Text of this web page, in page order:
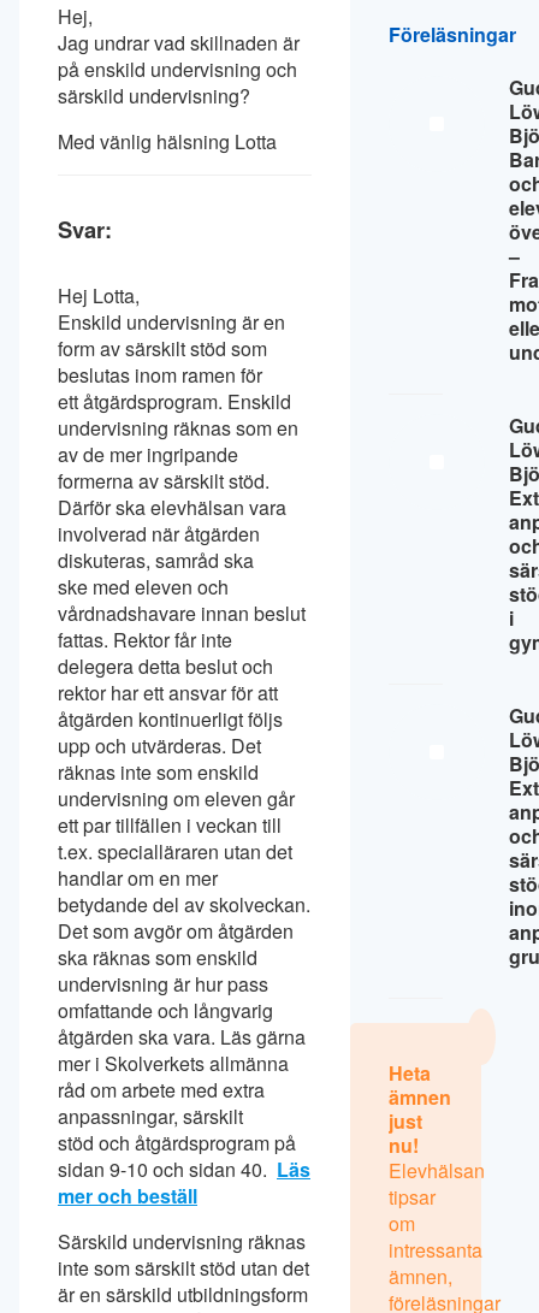
Hej,
Jag undrar vad skillnaden är
på enskild undervisning och
särskild undervisning?
Med vänlig hälsning Lotta
Svar:
Hej Lotta,
Enskild undervisning är en
form av särskilt stöd som
beslutas inom ramen för
ett åtgärdsprogram. Enskild
undervisning räknas som en
av de mer ingripande
formerna av särskilt stöd.
Därför ska elevhälsan vara
involverad när åtgärden
diskuteras, samråd ska
ske med eleven och
vårdnadshavare innan beslut
fattas. Rektor får inte
delegera detta beslut och
rektor har ett ansvar för att
åtgärden kontinuerligt följs
upp och utvärderas. Det
räknas inte som enskild
undervisning om eleven går
ett par tillfällen i veckan till
t.ex. specialläraren utan det
handlar om en mer
betydande del av skolveckan.
Det som avgör om åtgärden
ska räknas som enskild
undervisning är hur pass
omfattande och långvarig
åtgärden ska vara. Läs gärna
mer i Skolverkets allmänna
råd om arbete med extra
anpassningar, särskilt
stöd och åtgärdsprogram på
sidan 9-10 och sidan 40. Läs
mer och beställ
Särskild undervisning räknas
inte som särskilt stöd utan det
är en särskild utbildningsform
Föreläsningar
–
i
Heta
ämnen
just
nu!
Elevhälsan
tipsar
om
intressanta
ämnen,
föreläsningar